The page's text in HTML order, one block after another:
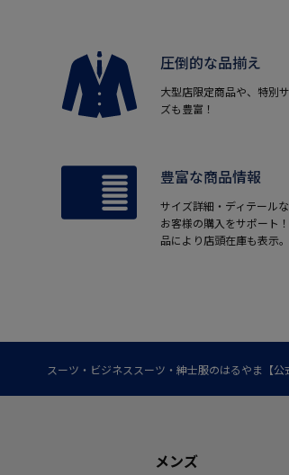
圧倒的な品揃え
大型店限定商品や、特別
ズも豊富！
豊富な商品情報
サイズ詳細・ディテール
お客様の購入をサポート
品により店頭在庫も表示。
スーツ・ビジネススーツ・紳士服のはるやま【公
メンズ